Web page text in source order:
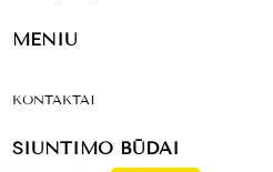
MENIU
KONTAKTAI
SIUNTIMO BŪDAI